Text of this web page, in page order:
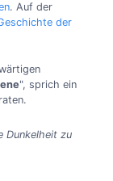
. Auf der
der
", sprich ein
Dunkelheit zu